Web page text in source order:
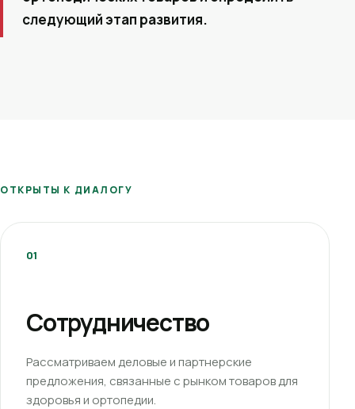
следующий этап развития.
ОТКРЫТЫ К ДИАЛОГУ
01
Сотрудничество
Рассматриваем деловые и партнерские
предложения, связанные с рынком товаров для
здоровья и ортопедии.